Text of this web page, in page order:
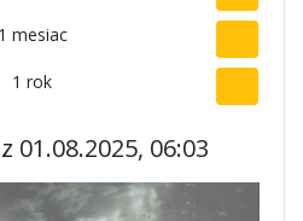
1 mesiac
1 rok
01.08.2025, 06:03